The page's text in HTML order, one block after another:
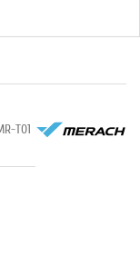
T01